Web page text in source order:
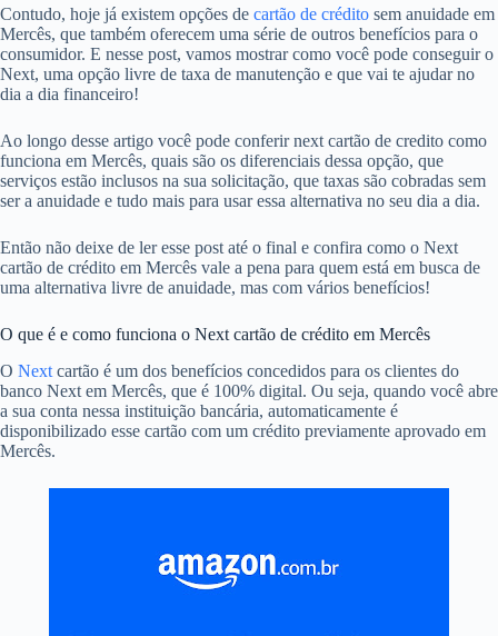
Contudo, hoje já existem opções de cartão de crédito sem anuidade em
Mercês, que também oferecem uma série de outros benefícios para o
consumidor. E nesse post, vamos mostrar como você pode conseguir o
Next, uma opção livre de taxa de manutenção e que vai te ajudar no
dia a dia financeiro!
Ao longo desse artigo você pode conferir next cartão de credito como
funciona em Mercês, quais são os diferenciais dessa opção, que
serviços estão inclusos na sua solicitação, que taxas são cobradas sem
ser a anuidade e tudo mais para usar essa alternativa no seu dia a dia.
Então não deixe de ler esse post até o final e confira como o Next
cartão de crédito em Mercês vale a pena para quem está em busca de
uma alternativa livre de anuidade, mas com vários benefícios!
O que é e como funciona o Next cartão de crédito em Mercês
O Next cartão é um dos benefícios concedidos para os clientes do
banco Next em Mercês, que é 100% digital. Ou seja, quando você abre
a sua conta nessa instituição bancária, automaticamente é
disponibilizado esse cartão com um crédito previamente aprovado em
Mercês.